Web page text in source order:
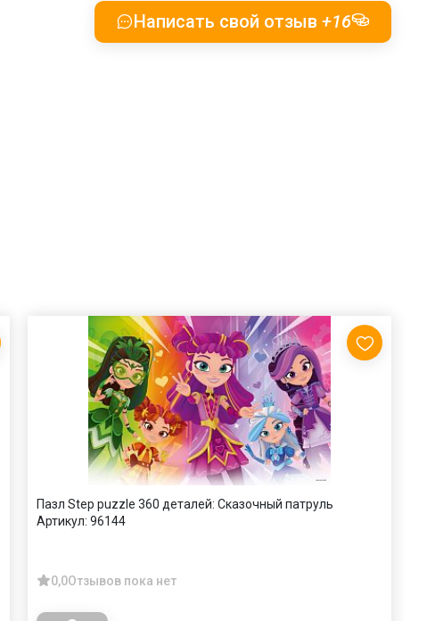
Написать свой отзыв +16
Пазл Step puzzle 360 деталей: Сказочный патруль
Артикул: 96144
0,0Отзывов пока нет